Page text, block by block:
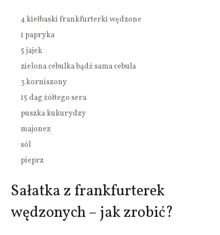
4 kiełbaski frankfurterki wędzone
1 papryka
5 jajek
zielona cebulka bądź sama cebula
3 korniszony
15 dag żółtego sera
puszka kukurydzy
majonez
sól
pieprz
Sałatka z frankfurterek
wędzonych – jak zrobić?